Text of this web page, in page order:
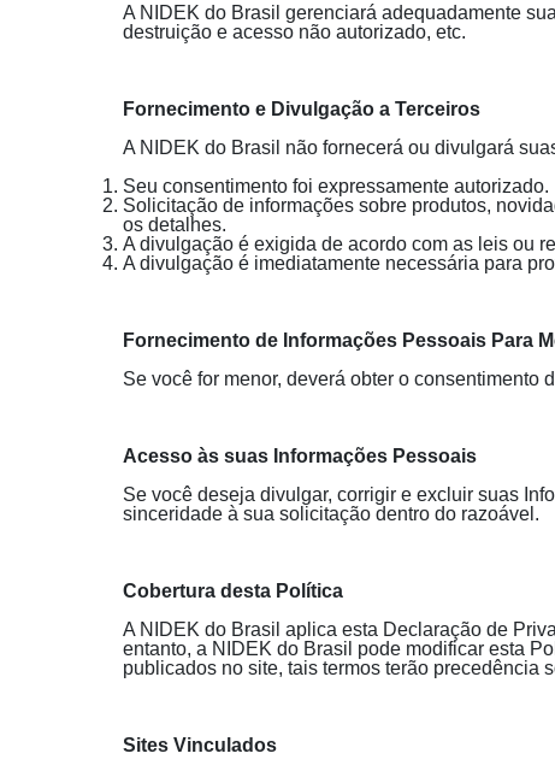
A NIDEK do Brasil gerenciará adequadamente
destruição e acesso não autorizado, etc.
Fornecimento e Divulgação a Terceiros
A NIDEK do Brasil não fornecerá ou divulgará
Seu consentimento foi expressamente autorizado.
Solicitação de informações sobre produtos,
os detalhes.
A divulgação é exigida de acordo com as leis ou
A divulgação é imediatamente necessária para
Fornecimento de Informações Pessoais Para
Se você for menor, deverá obter o consentimento
Acesso às suas Informações Pessoais
Se você deseja divulgar, corrigir e excluir suas
sinceridade à sua solicitação dentro do razoável.
Cobertura desta Política
A NIDEK do Brasil aplica esta Declaração de
entanto, a NIDEK do Brasil pode modificar esta
publicados no site, tais termos terão precedência
Sites Vinculados